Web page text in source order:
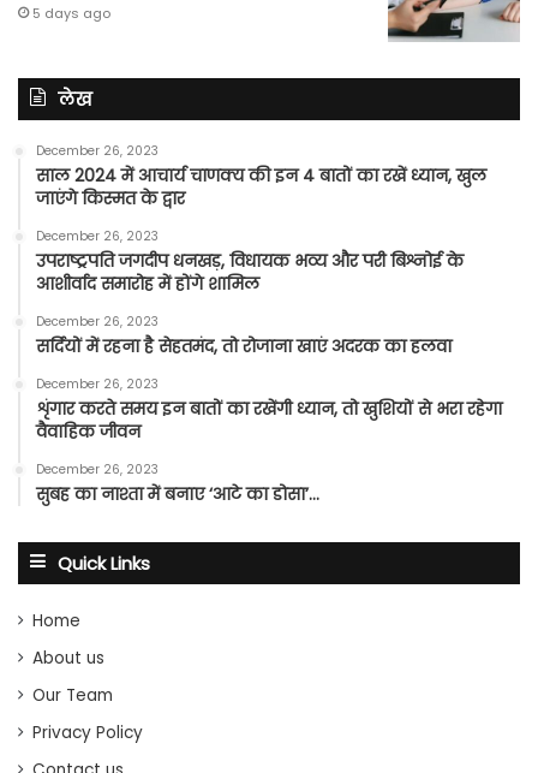
5 days ago
लेख
December 26, 2023
साल 2024 में आचार्य चाणक्य की इन 4 बातों का रखें ध्यान, खुल
जाएंगे किस्मत के द्वार
December 26, 2023
उपराष्ट्रपति जगदीप धनखड़, विधायक भव्य और परी बिश्नोई के
आशीर्वाद समारोह में होंगे शामिल
December 26, 2023
सर्दियों में रहना है सेहतमंद, तो रोजाना खाएं अदरक का हलवा
December 26, 2023
शृंगार करते समय इन बातों का रखेंगी ध्यान, तो खुशियों से भरा रहेगा
वैवाहिक जीवन
December 26, 2023
सुबह का नाश्ता में बनाए ‘आटे का डोसा’…
Quick Links
Home
About us
Our Team
Privacy Policy